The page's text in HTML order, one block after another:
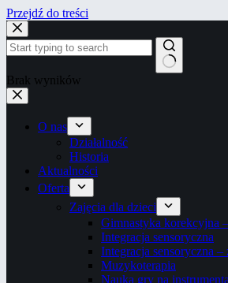
Przejdź do treści
Brak wyników
O nas
Działalność
Historia
Aktualności
Oferta
Zajęcia dla dzieci
Gimnastyka korekcyjna
Integracja sensoryczna
Integracja sensoryczna
Muzykoterapia
Nauka gry na